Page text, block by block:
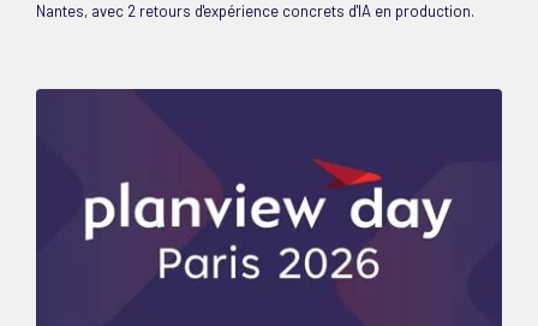
Nantes, avec 2 retours d'expérience concrets d'IA en production.